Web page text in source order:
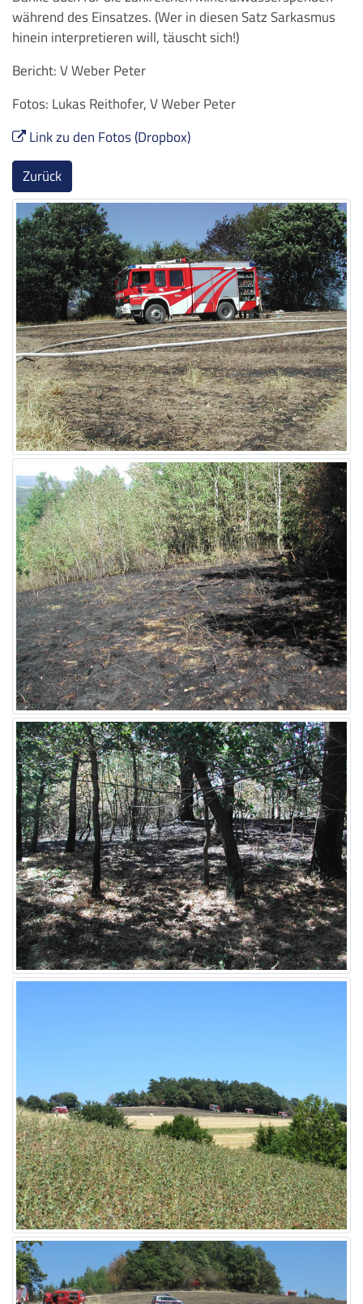
während des Einsatzes. (Wer in diesen Satz Sarkasmus
hinein interpretieren will, täuscht sich!)
Bericht: V Weber Peter
Fotos: Lukas Reithofer, V Weber Peter
Link zu den Fotos (Dropbox)
Zurück